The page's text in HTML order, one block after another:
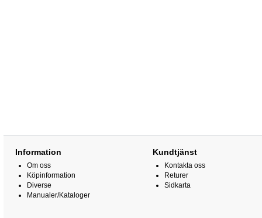
Information
Om oss
Köpinformation
Diverse
Manualer/Kataloger
Kundtjänst
Kontakta oss
Returer
Sidkarta